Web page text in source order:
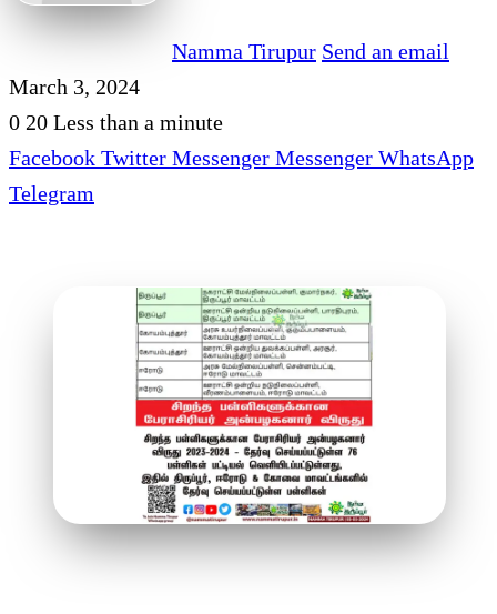
Namma Tirupur Send an email
March 3, 2024
0 20 Less than a minute
Facebook Twitter Messenger Messenger WhatsApp
Telegram